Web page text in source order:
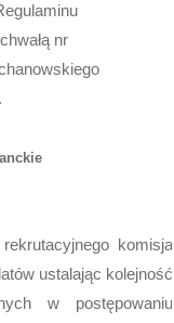
nr
komisja
ustalając kolejność
w postępowaniu